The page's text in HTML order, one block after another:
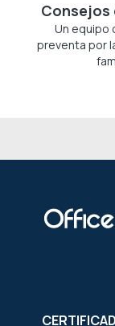
Consejos
Un equipo
preventa por